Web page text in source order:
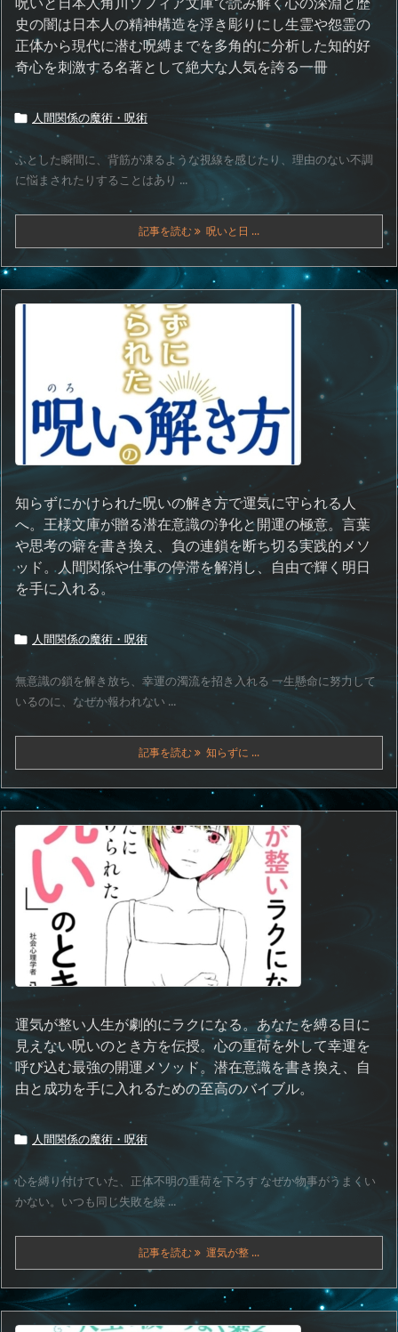
史の闇は日本人の精神構造を浮き彫りにし生霊や怨霊の
正体から現代に潜む呪縛までを多角的に分析した知的好
奇心を刺激する名著として絶大な人気を誇る一冊
 人間関係の魔術・呪術
ふとした瞬間に、背筋が凍るような視線を感じたり、理由のない不調
に悩まされたりすることはあり ...
記事を読む 呪いと日 ...
知らずにかけられた呪いの解き方で運気に守られる人
へ。王様文庫が贈る潜在意識の浄化と開運の極意。言葉
や思考の癖を書き換え、負の連鎖を断ち切る実践的メソ
ッド。人間関係や仕事の停滞を解消し、自由で輝く明日
を手に入れる。
 人間関係の魔術・呪術
無意識の鎖を解き放ち、幸運の濁流を招き入れる 一生懸命に努力して
いるのに、なぜか報われない ...
記事を読む 知らずに ...
運気が整い人生が劇的にラクになる。あなたを縛る目に
見えない呪いのとき方を伝授。心の重荷を外して幸運を
呼び込む最強の開運メソッド。潜在意識を書き換え、自
由と成功を手に入れるための至高のバイブル。
 人間関係の魔術・呪術
心を縛り付けていた、正体不明の重荷を下ろす なぜか物事がうまくい
かない。いつも同じ失敗を繰 ...
記事を読む 運気が整 ...